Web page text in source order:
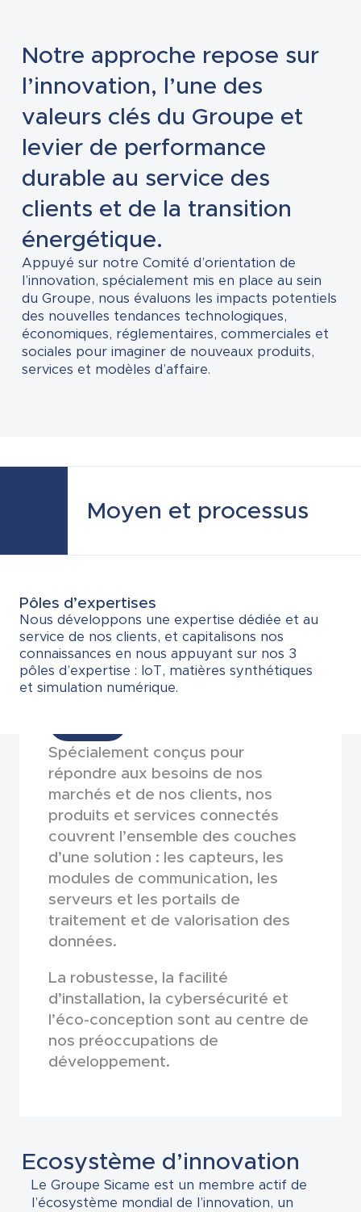
Notre approche repose sur
l’innovation, l’une des
valeurs clés du Groupe et
levier de performance
durable au service des
clients et de la transition
énergétique.
Appuyé sur notre Comité d’orientation de
l’innovation, spécialement mis en place au sein
du Groupe, nous évaluons les impacts potentiels
des nouvelles tendances technologiques,
économiques, réglementaires, commerciales et
sociales pour imaginer de nouveaux produits,
services et modèles d’affaire.
Moyen et processus
Pôles d’expertises
Nous développons une expertise dédiée et au
service de nos clients, et capitalisons nos
connaissances en nous appuyant sur nos 3
pôles d’expertise : IoT, matières synthétiques
et simulation numérique.
Spécialement conçus pour
répondre aux besoins de nos
marchés et de nos clients, nos
produits et services connectés
couvrent l’ensemble des couches
d’une solution : les capteurs, les
modules de communication, les
serveurs et les portails de
traitement et de valorisation des
données.
La robustesse, la facilité
d’installation, la cybersécurité et
l’éco-conception sont au centre de
nos préoccupations de
développement.
Ecosystème d’innovation
Le Groupe Sicame est un membre actif de
l’écosystème mondial de l’innovation, un